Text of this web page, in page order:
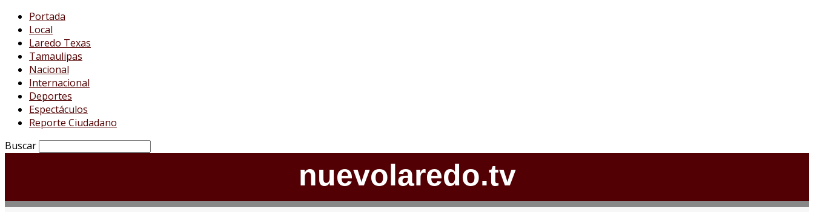
Portada
Local
Laredo Texas
Tamaulipas
Nacional
Internacional
Deportes
Espectáculos
Reporte Ciudadano
Buscar
nuevolaredo.tv